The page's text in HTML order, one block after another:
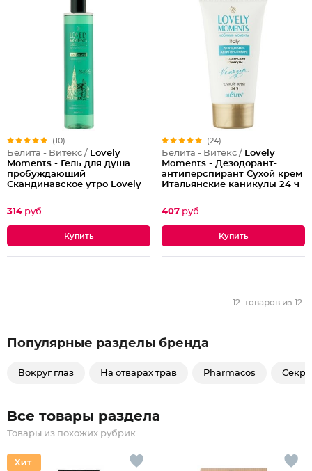
(10)
Белита - Витекс / Lovely
Moments - Гель для душа
пробуждающий
Скандинавское утро Lovely
314 руб
(24)
Белита - Витекс / Lovely
Moments - Дезодорант-
антиперспирант Сухой крем
Итальянские каникулы 24 ч
407 руб
12 товаров из 12
Популярные разделы бренда
Вокруг глаз На отварах трав Pharmacos
Все товары раздела
Товары из похожих рубрик